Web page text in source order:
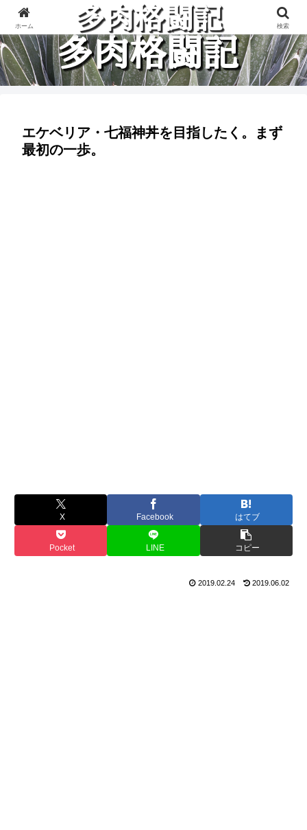
多肉植物と楽しく格闘している記録です。
エケベリア・七福神丼を目指したく。まず
最初の一歩。
X Facebook はてブ
Pocket LINE コピー
2019.02.24 2019.06.02
ホーム 検索